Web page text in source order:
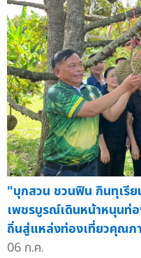
"บุกสวน ชวนฟิน กินทุเรี
เพชรบูรณ์เดินหน้าหนุนท่
ถิ่นสู่แหล่งท่องเที่ยวคุณภ
06 ก.ค.